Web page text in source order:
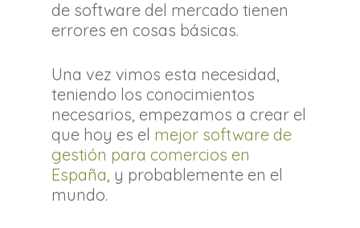
de software del mercado tienen
errores en cosas básicas.
Una vez vimos esta necesidad,
teniendo los conocimientos
necesarios, empezamos a crear el
que hoy es el mejor software de
gestión para comercios en
España, y probablemente en el
mundo.